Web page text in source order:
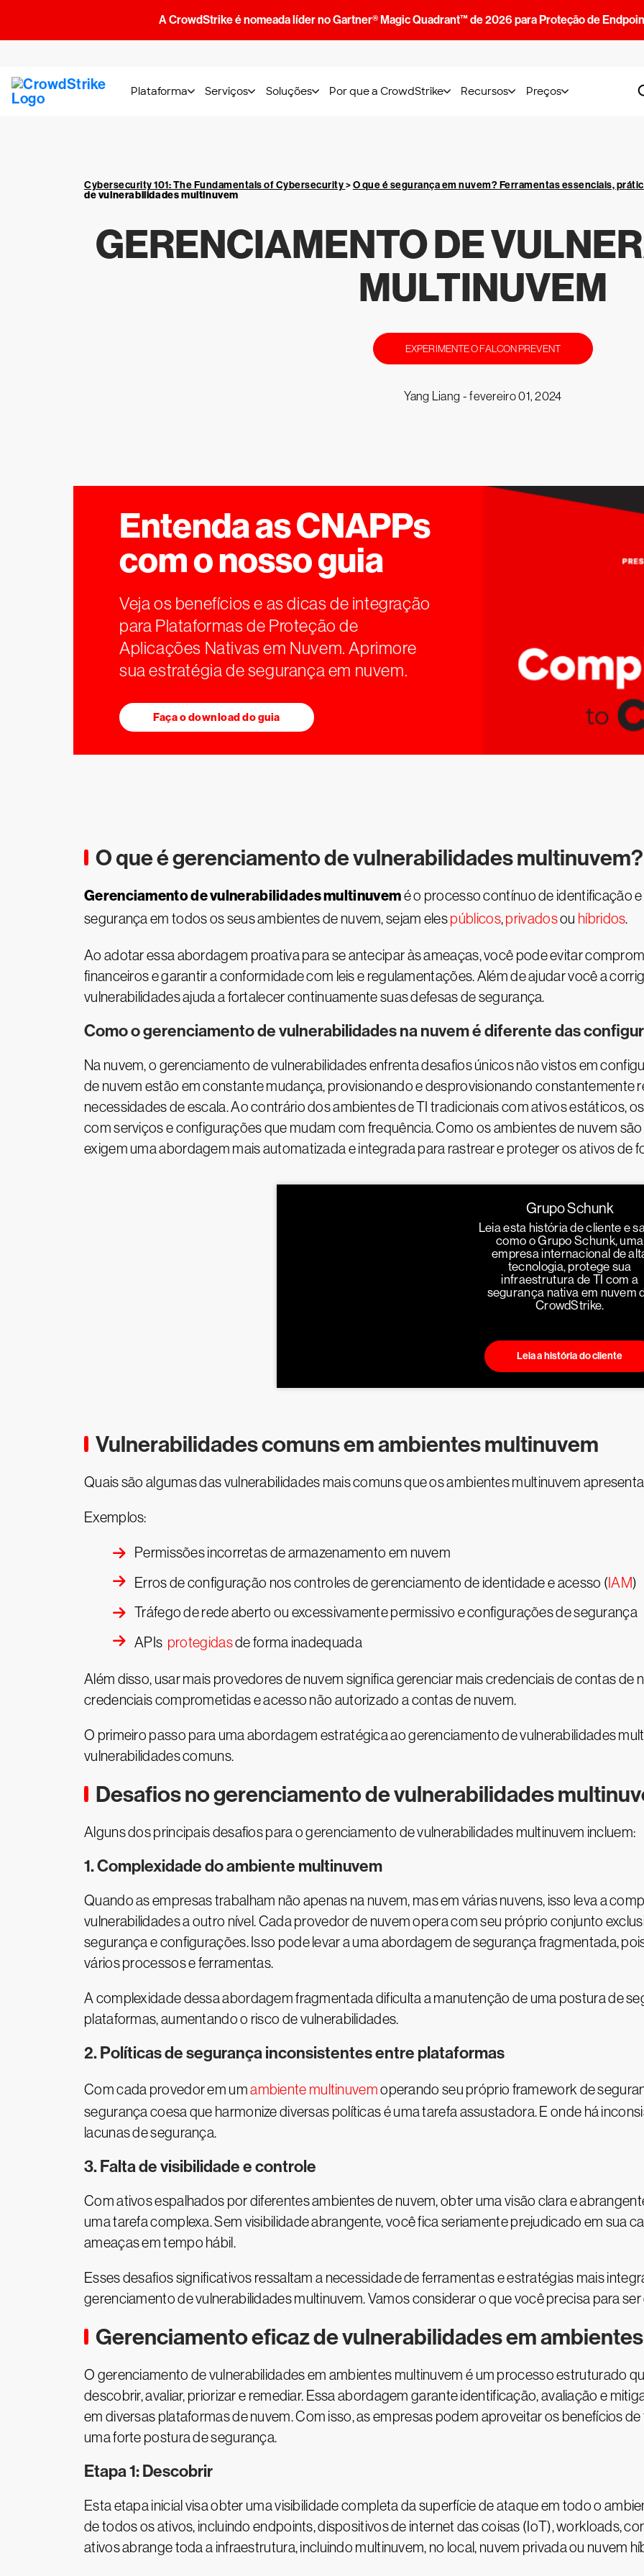
A CrowdStrike é nomeada líder no Gartner® Magic Quadrant™ de 2026 para Proteção de
Plataforma Serviços Soluções Por que a CrowdStrike Recursos Preços
Cybersecurity 101: The Fundamentals of Cybersecurity>O que é segurança em nuvem? Ferramentas essenciais,
de vulnerabilidades multinuvem
GERENCIAMENTO DE
MULTINUVEM
EXPERIMENTE O FALCON PREVENT
Yang Liang -fevereiro 01, 2024
Entenda as CNAPPs
com o nosso guia
Veja os benefícios e as dicas de integração
para Plataformas de Proteção de
Aplicações Nativas em Nuvem. Aprimore
sua estratégia de segurança em nuvem.
Faça o download do guia
O que é gerenciamento de vulnerabilidades multinuvem?
Gerenciamento de vulnerabilidades multinuvemé o processo contínuo de identificação
segurança em todos os seus ambientes de nuvem, sejam elespúblicos,privadosou híbridos.
Ao adotar essa abordagem proativa para se antecipar às ameaças, você pode evitar
financeiros e garantir a conformidade com leis e regulamentações. Além de ajudar você a
vulnerabilidades ajuda a fortalecer continuamente suas defesas de segurança.
Como o gerenciamento de vulnerabilidades na nuvem é diferente das
Na nuvem, o gerenciamento de vulnerabilidades enfrenta desafios únicos não vistos em
de nuvem estão em constante mudança, provisionando e desprovisionando constantemente
necessidades de escala. Ao contrário dos ambientes de TI tradicionais com ativos estáticos,
com serviços e configurações que mudam com frequência. Como os ambientes de nuvem
exigem uma abordagem mais automatizada e integrada para rastrear e proteger os ativos de
Grupo Schunk
Leia esta história de cliente e
como o Grupo Schunk, uma
empresa internacional de
tecnologia, protege sua
infraestrutura de TI com a
segurança nativa em nuvem
CrowdStrike.
Leia a história do cliente
Vulnerabilidades comuns em ambientes multinuvem
Quais são algumas das vulnerabilidades mais comuns que os ambientes multinuvem
Exemplos:
Permissões incorretas de armazenamento em nuvem
Erros de configuração nos controles de gerenciamento de identidade e acesso ( IAM)
Tráfego de rede aberto ou excessivamente permissivo e configurações de segurança
APIs protegidasde forma inadequada
Além disso, usar mais provedores de nuvem significa gerenciar mais credenciais de contas de
credenciais comprometidas e acesso não autorizado a contas de nuvem.
O primeiro passo para uma abordagem estratégica ao gerenciamento de vulnerabilidades
vulnerabilidades comuns.
Desafios no gerenciamento de vulnerabilidades
Alguns dos principais desafios para o gerenciamento de vulnerabilidades multinuvem incluem:
1. Complexidade do ambiente multinuvem
Quando as empresas trabalham não apenas na nuvem, mas em várias nuvens, isso leva a
vulnerabilidades a outro nível. Cada provedor de nuvem opera com seu próprio conjunto
segurança e configurações. Isso pode levar a uma abordagem de segurança fragmentada,
vários processos e ferramentas.
A complexidade dessa abordagem fragmentada dificulta a manutenção de uma postura de
plataformas, aumentando o risco de vulnerabilidades.
2. Políticas de segurança inconsistentes entre plataformas
Com cada provedor em umambiente multinuvemoperando seu próprio framework de
segurança coesa que harmonize diversas políticas é uma tarefa assustadora. E onde há
lacunas de segurança.
3. Falta de visibilidade e controle
Com ativos espalhados por diferentes ambientes de nuvem, obter uma visão clara e
uma tarefa complexa. Sem visibilidade abrangente, você fica seriamente prejudicado em sua
ameaças em tempo hábil.
Esses desafios significativos ressaltam a necessidade de ferramentas e estratégias mais
gerenciamento de vulnerabilidades multinuvem. Vamos considerar o que você precisa para ser
Gerenciamento eficaz de vulnerabilidades em
O gerenciamento de vulnerabilidades em ambientes multinuvem é um processo estruturado
descobrir, avaliar, priorizar e remediar. Essa abordagem garante identificação, avaliação e
em diversas plataformas de nuvem. Com isso, as empresas podem aproveitar os benefícios
uma forte postura de segurança.
Etapa 1: Descobrir
Esta etapa inicial visa obter uma visibilidade completa da superfície de ataque em todo o
de todos os ativos, incluindo endpoints, dispositivos de internet das coisas (IoT), workloads,
ativos abrange toda a infraestrutura, incluindo multinuvem, no local, nuvem privada ou nuvem